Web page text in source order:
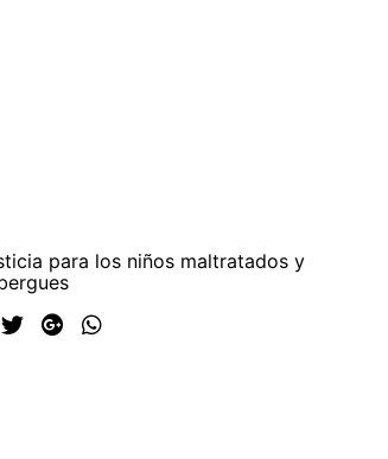
para los niños maltratados y